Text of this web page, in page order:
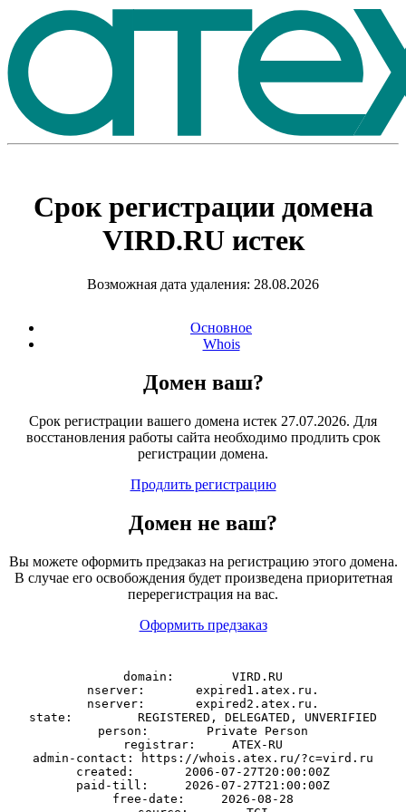
Срок регистрации домена
VIRD.RUистек
Возможная дата удаления: 28.08.2026
Основное
Whois
Домен ваш?
Срок регистрации вашего домена истек 27.07.2026. Для
восстановления работы сайта необходимо продлить срок
регистрации домена.
Продлить регистрацию
Домен не ваш?
Вы можете оформить предзаказ на регистрацию этого домена.
В случае его освобождения будет произведена приоритетная
перерегистрация на вас.
Оформить предзаказ
domain:        VIRD.RU
nserver:       expired1.atex.ru.
nserver:       expired2.atex.ru.
state:         REGISTERED, DELEGATED, UNVERIFIED
person:        Private Person
registrar:     ATEX-RU
admin-contact: https://whois.atex.ru/?c=vird.ru
created:       2006-07-27T20:00:00Z
paid-till:     2026-07-27T21:00:00Z
free-date:     2026-08-28